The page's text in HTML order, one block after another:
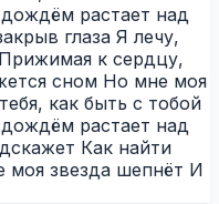
растает над
глаза Я лечу,
к сердцу,
сном Но мне моя
как быть с тобой
растает над
Как найти
моя звезда шепнёт И